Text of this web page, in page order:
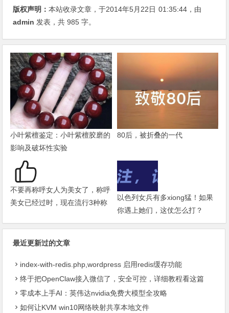
版权声明：本站收录文章，于2014年5月22日 01:35:44 ，由
admin 发表，共 985 字。
小叶紫檀鉴定：小叶紫檀胶磨的
影响及破坏性实验
80后，被折叠的一代
不要再称呼女人为美女了，称呼
美女已经过时，现在流行3种称
以色列女兵有多xiong猛！如果
你遇上她们，这仗怎么打？
最近更新过的文章
index-with-redis.php,wordpress 启用redis缓存功能
终于把OpenClaw接入微信了，安全可控，详细教程看这篇
零成本上手AI：英伟达nvidia免费大模型全攻略
如何让KVM win10网络映射共享本地文件